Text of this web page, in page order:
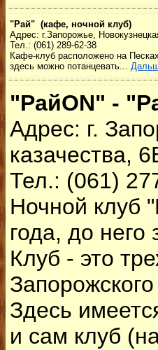
"Рай" (кафе, ночной клуб)
Адрес: г.Запорожье,
Тел.: (061) 289-62-38
Кафе-клуб расположено на
здесь можно потанцевать...
"РайON" -
Адрес: г.
казачества,
Тел.: (061)
Ночной клуб
года, до него
Клуб - это
Здесь
и сам клуб